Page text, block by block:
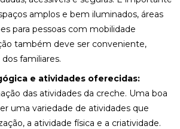
amplos e bem iluminados, áreas
para pessoas com mobilidade
também deve ser conveniente,
familiares.
e atividades oferecidas:
das atividades da creche. Uma boa
uma variedade de atividades que
a atividade física e a criatividade.